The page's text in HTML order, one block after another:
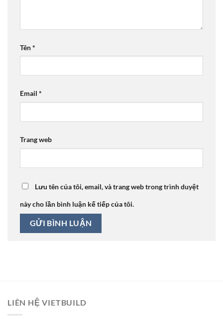
Tên*
Email *
Trang web
Lưu tên của tôi, email, và trang web trong trình duyệt
này cho lần bình luận kế tiếp của tôi.
LIÊN HỆ VIETBUILD